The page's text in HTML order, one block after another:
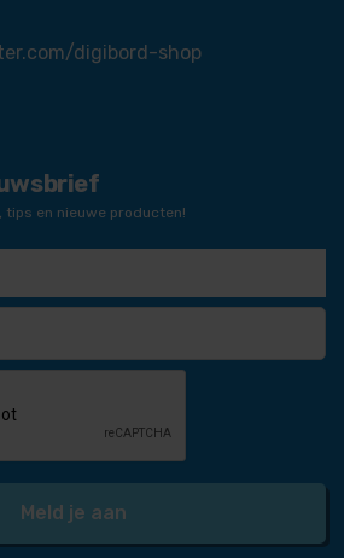
digibord-shop
tips en nieuwe producten!